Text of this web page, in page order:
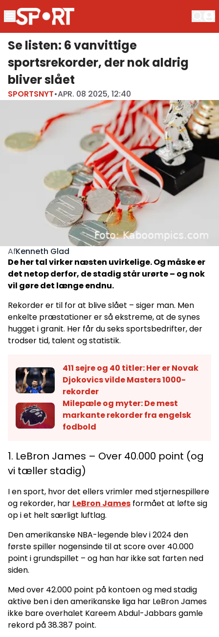
Se listen: 6 vanvittige
sportsrekorder, der nok aldrig
bliver slået
SPORTSNYT•APR. 08 2025, 12:40
AfKenneth Glad
De her tal virker næsten uvirkelige. Og måske er
det netop derfor, de stadig står urørte – og nok
vil gøre det længe endnu.
Rekorder er til for at blive slået – siger man. Men
enkelte præstationer er så ekstreme, at de synes
hugget i granit. Her får du seks sportsbedrifter, der
trodser tid, talent og statistik.
411 sejre og 40 titler: Her er Novak
Djokovics vilde Masters 1000-
rekorder
Milepæle og myter: De mest
markante rekorder fra engelsk
fodbold
1. LeBron James – Over 40.000 point (og
vi tæller stadig)
I en sport, hvor det ellers vrimler med stjernespillere
og rekorder, har LeBron James formået at løfte sig
op i et helt særligt luftlag.
Den amerikanske NBA-legende blev i 2024 den
første spiller nogensinde til at score over 40.000
point i grundspillet – og han har ikke sat farten ned
siden.
Med over 42.000 point på kontoen og med stadig
aktive ben i den amerikanske liga har LeBron James
ikke bare overhalet Kareem Abdul-Jabbars gamle
rekord på 38.387 point.